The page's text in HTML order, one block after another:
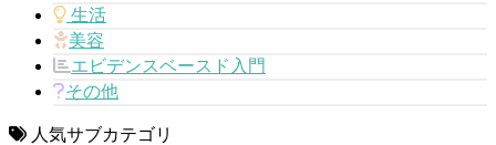
生活
美容
エビデンスベースド入門
その他
人気サブカテゴリ